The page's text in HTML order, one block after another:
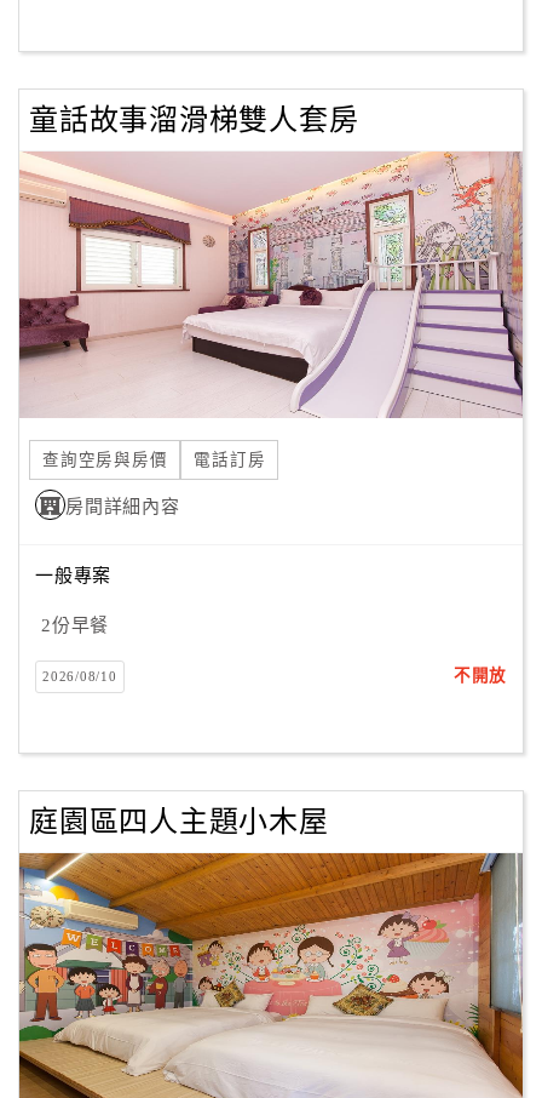
客
服
聯
單
上
客
紅
利
查
訂
房
Q&A
旅
卡
訂
房
請
款
收
據
童話故事溜滑梯雙人套房
查詢空房與房價 電話訂房
房間詳細內容
一般專案
2份早餐
2026/08/10 不開放
庭園區四人主題小木屋